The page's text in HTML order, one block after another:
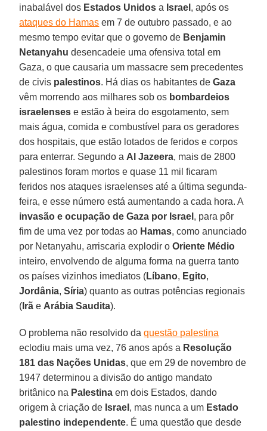
inabalável dos Estados Unidos a Israel , após os
ataques do Hamas em 7 de outubro passado, e ao
mesmo tempo evitar que o governo de Benjamin
Netanyahu desencadeie uma ofensiva total em
Gaza, o que causaria um massacre sem precedentes
de civis palestinos. Há dias os habitantes deGaza
vêm morrendo aos milhares sob os bombardeios
israelenses e estão à beira do esgotamento, sem
mais água, comida e combustível para os geradores
dos hospitais, que estão lotados de feridos e corpos
para enterrar. Segundo a Al Jazeera, mais de 2800
palestinos foram mortos e quase 11 mil ficaram
feridos nos ataques israelenses até a última segunda-
feira, e esse número está aumentando a cada hora. A
invasão e ocupação de Gaza por Israel , para pôr
fim de uma vez por todas ao Hamas, como anunciado
por Netanyahu, arriscaria explodir oOriente Médio
inteiro, envolvendo de alguma forma na guerra tanto
os países vizinhos imediatos (Líbano, Egito,
Jordânia,Síria) quanto as outras potências regionais
( Irã e Arábia Saudita).
O problema não resolvido daquestão palestina
eclodiu mais uma vez, 76 anos após a Resolução
181 das Nações Unidas, que em 29 de novembro de
1947 determinou a divisão do antigo mandato
britânico na Palestina em dois Estados, dando
origem à criação de Israel , mas nunca a um Estado
palestino independente. É uma questão que desde